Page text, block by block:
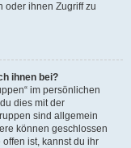
oder ihnen Zugriff zu
ihnen bei?
im persönlichen
dies mit der
sind allgemein
können geschlossen
ist, kannst du ihr